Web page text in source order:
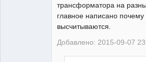
трансформатора на
главное написано
высчитываются.
Добавлено: 2015-09-07